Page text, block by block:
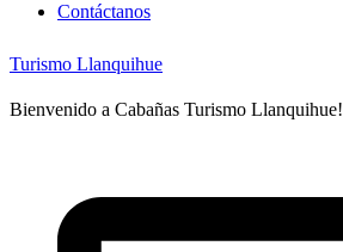
Contáctanos
Turismo Llanquihue
Bienvenido a Cabañas Turismo Llanquihue!